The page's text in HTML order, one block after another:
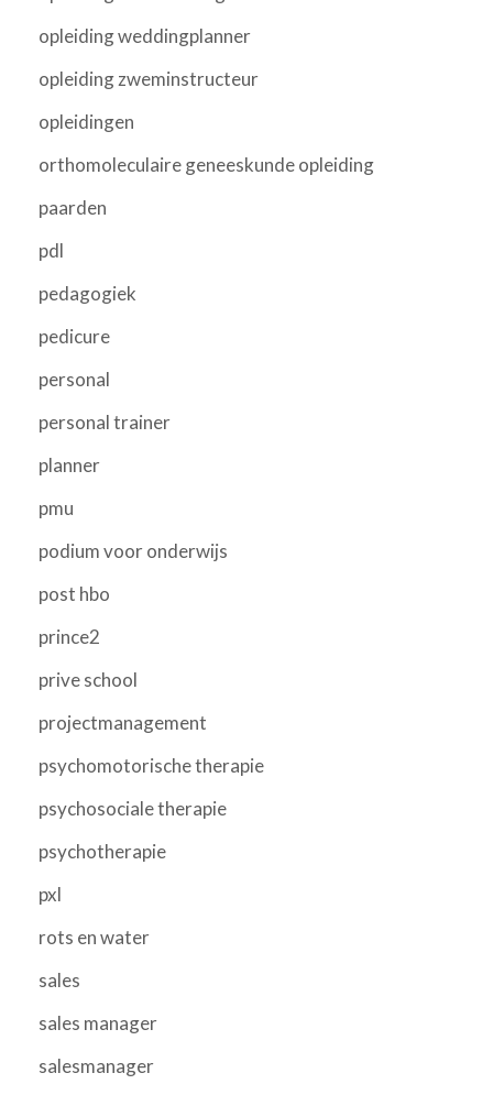
opleiding weddingplanner
opleiding zweminstructeur
opleidingen
orthomoleculaire geneeskunde opleiding
paarden
pdl
pedagogiek
pedicure
personal
personal trainer
planner
pmu
podium voor onderwijs
post hbo
prince2
prive school
projectmanagement
psychomotorische therapie
psychosociale therapie
psychotherapie
pxl
rots en water
sales
sales manager
salesmanager